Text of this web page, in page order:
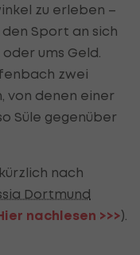
zu erleben –
Sport an sich
ums Geld.
zwei
von denen einer
Süle gegenüber
nach
Dortmund
nachlesen >>>).